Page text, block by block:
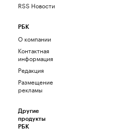
RSS Новости
РБК
О компании
Контактная
информация
Редакция
Размещение
рекламы
Другие
продукты
РБК